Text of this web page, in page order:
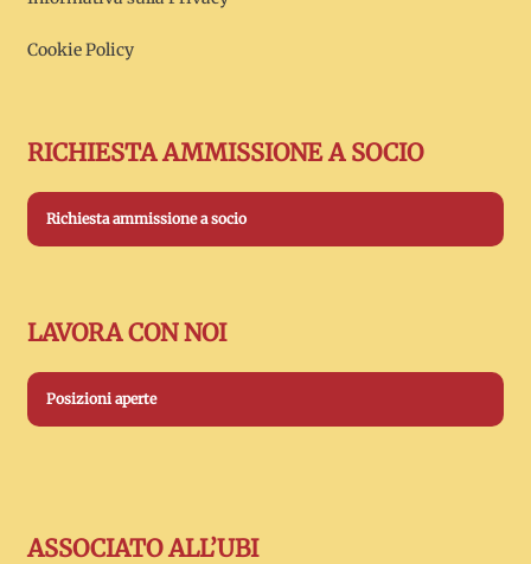
Cookie Policy
RICHIESTA AMMISSIONE A SOCIO
Richiesta ammissione a socio
LAVORA CON NOI
Posizioni aperte
ASSOCIATO ALL’UBI